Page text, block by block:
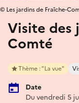
Visite des
Comté
Thème : "La vue"
Date
Du vendredi 5
© Les jardins de Fraîche-